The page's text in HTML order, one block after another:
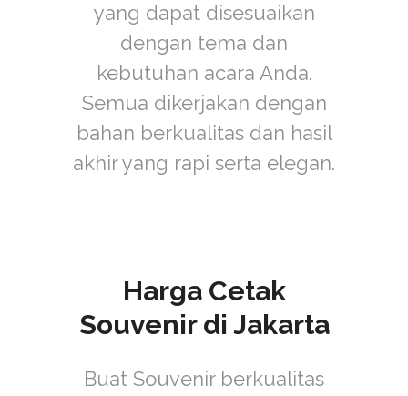
yang dapat disesuaikan
dengan tema dan
kebutuhan acara Anda.
Semua dikerjakan dengan
bahan berkualitas dan hasil
akhir yang rapi serta elegan.
Harga Cetak
Souvenir di Jakarta
Buat Souvenir berkualitas